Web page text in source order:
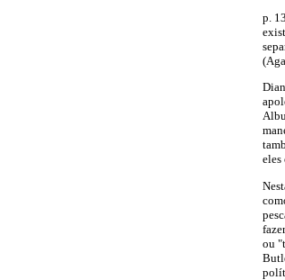
p.
eles
ou